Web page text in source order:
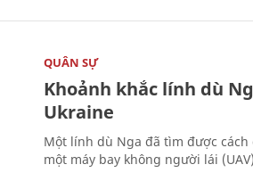
QUÂN SỰ
Khoảnh khắc lính dù
Ukraine
Một lính dù Nga đã tìm được
một máy bay không người lái